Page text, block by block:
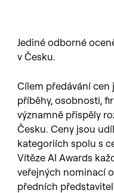
Jediné odborné
v Česku.
Cílem předávání cen
příběhy, osobnosti,
významně přispěly
Česku. Ceny jsou
kategoriích spolu s
Vítěze AI Awards
veřejných nominací
předních